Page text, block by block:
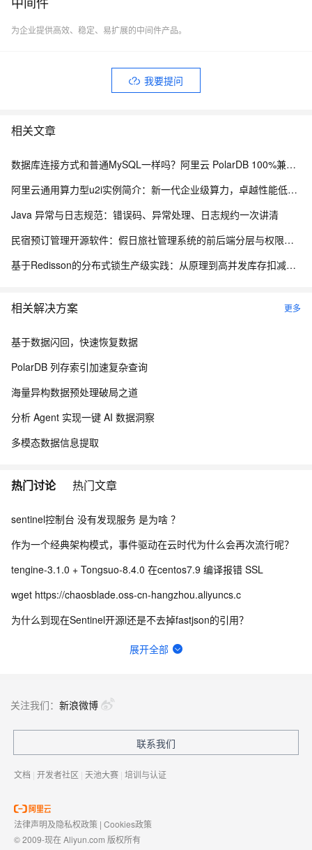
为企业提供高效、稳定、易扩展的中间件产品。
我要提问
相关文章
数据库连接方式和普通MySQL一样吗？阿里云 PolarDB 100%兼容MySQL连接协议详解
阿里云通用算力型u2i实例简介：新一代企业级算力，卓越性能低价享高性价比
Java 异常与日志规范：错误码、异常处理、日志规约一次讲清
民宿预订管理开源软件：假日旅社管理系统的前后端分层与权限控制设计
基于Redisson的分布式锁生产级实践：从原理到高并发库存扣减实战
相关解决方案 更多
基于数据闪回，快速恢复数据
PolarDB 列存索引加速复杂查询
海量异构数据预处理破局之道
分析 Agent 实现一键 AI 数据洞察
多模态数据信息提取
热门讨论 热门文章
sentinel控制台 没有发现服务 是为啥 ？
作为一个经典架构模式，事件驱动在云时代为什么会再次流行呢？
tengine-3.1.0 + Tongsuo-8.4.0 在centos7.9 编译报错 SSL
wget https://chaosblade.oss-cn-hangzhou.aliyuncs.c
为什么到现在Sentinel开源l还是不去掉fastjson的引用？
windows环境 docker seata_ip和seata_port端口无效什么原因？
展开全部
关注我们： 新浪微博
联系我们
文档 | 开发者社区 | 天池大赛 | 培训与认证
法律声明及隐私权政策 | Cookies政策
© 2009-现在 Aliyun.com 版权所有